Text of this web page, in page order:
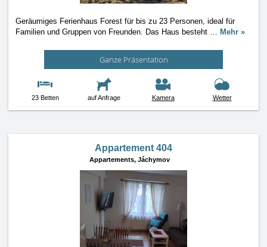
Geräumiges Ferienhaus Forest für bis zu 23 Personen, ideal für
Familien und Gruppen von Freunden. Das Haus besteht … Mehr »
Ganze Präsentation
23 Betten auf Anfrage Kamera Wetter
Appartement 404
Appartements, Jáchymov